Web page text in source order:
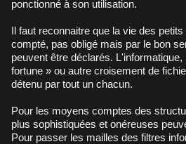
ponctionné à son utilisation.
Il faut reconnaitre que la vie des
compté, pas obligé mais par le bon
peuvent être déclarés.
fortune » ou autre croisement de
détenu par tout un chacun.
Pour les moyens comptes des
plus sophistiquées et onéreuses
Pour passer les mailles des filtres